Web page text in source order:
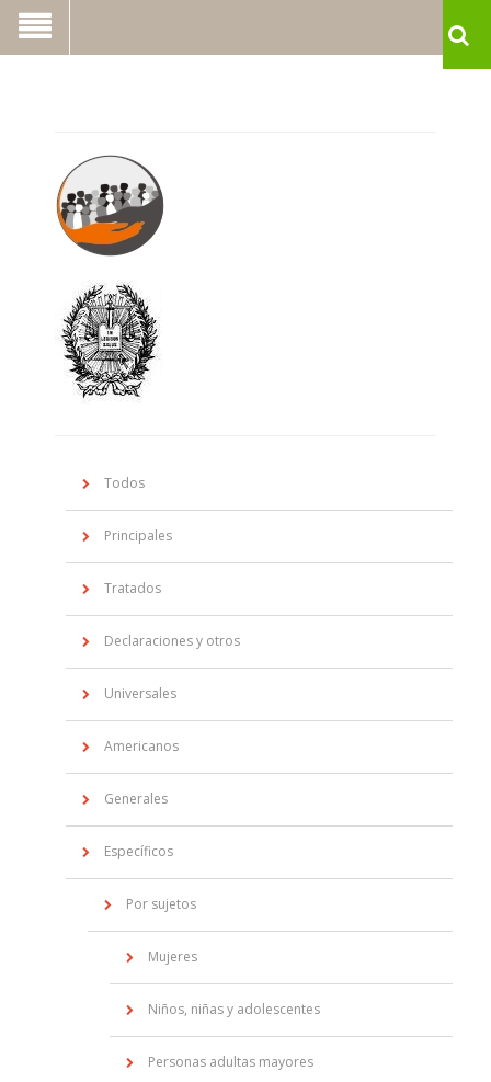
Todos
Principales
Tratados
Declaraciones y otros
Universales
Americanos
Generales
Específicos
Por sujetos
Mujeres
Niños, niñas y adolescentes
Personas adultas mayores